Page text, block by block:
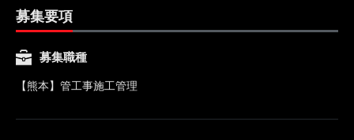
募集要項
募集職種
【熊本】管工事施工管理